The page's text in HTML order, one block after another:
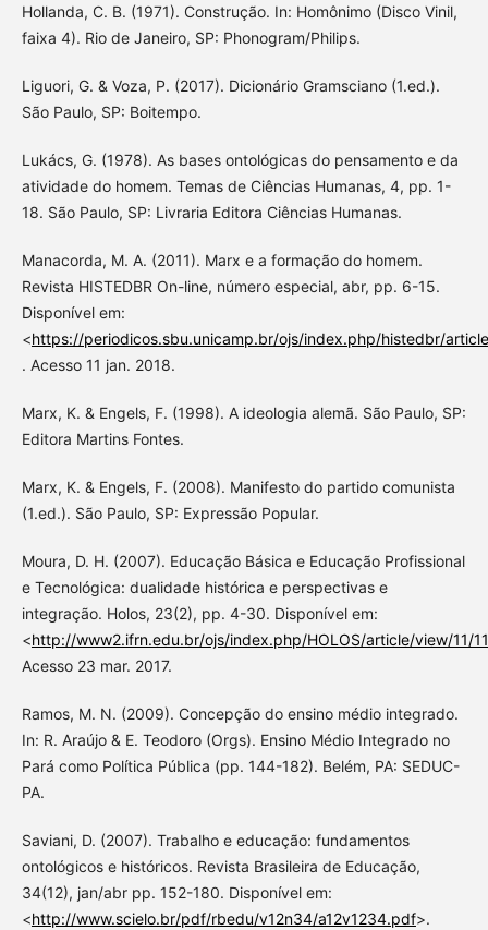
Hollanda, C. B. (1971). Construção. In: Homônimo (Disco Vinil,
faixa 4). Rio de Janeiro, SP: Phonogram/Philips.
Liguori, G. & Voza, P. (2017). Dicionário Gramsciano (1.ed.).
São Paulo, SP: Boitempo.
Lukács, G. (1978). As bases ontológicas do pensamento e da
atividade do homem. Temas de Ciências Humanas, 4, pp. 1-
18. São Paulo, SP: Livraria Editora Ciências Humanas.
Manacorda, M. A. (2011). Marx e a formação do homem.
Revista HISTEDBR On-line, número especial, abr, pp. 6-15.
Disponível em:
<https://periodicos.sbu.unicamp.br/ojs/index.php/histedbr/
. Acesso 11 jan. 2018.
Marx, K. & Engels, F. (1998). A ideologia alemã. São Paulo, SP:
Editora Martins Fontes.
Marx, K. & Engels, F. (2008). Manifesto do partido comunista
(1.ed.). São Paulo, SP: Expressão Popular.
Moura, D. H. (2007). Educação Básica e Educação Profissional
e Tecnológica: dualidade histórica e perspectivas e
integração. Holos, 23(2), pp. 4-30. Disponível em:
<http://www2.ifrn.edu.br/ojs/index.php/HOLOS/article/view/11/
Acesso 23 mar. 2017.
Ramos, M. N. (2009). Concepção do ensino médio integrado.
In: R. Araújo & E. Teodoro (Orgs). Ensino Médio Integrado no
Pará como Política Pública (pp. 144-182). Belém, PA: SEDUC-
PA.
Saviani, D. (2007). Trabalho e educação: fundamentos
ontológicos e históricos. Revista Brasileira de Educação,
34(12), jan/abr pp. 152-180. Disponível em:
<http://www.scielo.br/pdf/rbedu/v12n34/a12v1234.pdf>.